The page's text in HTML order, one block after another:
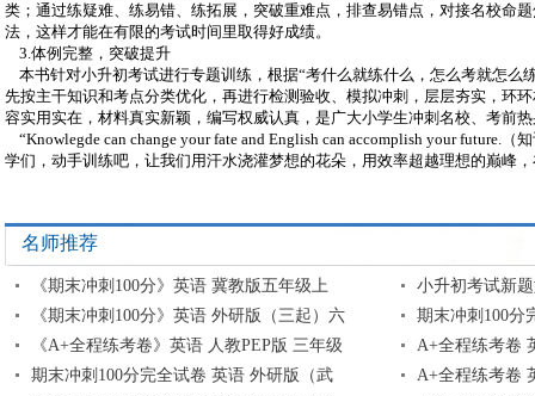
类；通过练疑难、练易错、练拓展，突破重难点，排查易错点，对接名校命
法，这样才能在有限的考试时间里取得好成绩。
3.体例完整，突破提升
本书针对小升初考试进行专题训练，根据“考什么就练什么，怎么考就怎么
先按主干知识和考点分类优化，再进行检测验收、模拟冲刺，层层夯实，环
容实用实在，材料真实新颖，编写权威认真，是广大小学生冲刺名校、考前
“Knowlegde can change your fate and English can accomplish your future.（
学们，动手训练吧，让我们用汗水浇灌梦想的花朵，用效率超越理想的巅峰
名师推荐
《期末冲刺100分》英语 冀教版五年级上
《期末冲刺100分》英语 外研版（三起）六
《A+全程练考卷》英语 人教PEP版 三年级
期末冲刺100分完全试卷 英语 外研版（武
小升初考试新
期末冲刺100分
A+全程练考卷
A+全程练考卷